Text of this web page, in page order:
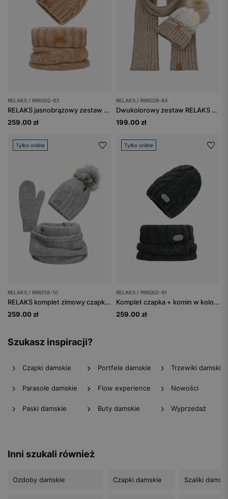
RELAKS / R96002-83
RELAKS jasnobrązowy zestaw z wełną merino - czapka + komin
259.00 zł
RELAKS / R96028-84
Dwukolorowy zestaw RELAKS czapka + szalik
199.00 zł
Tylko online
RELAKS / R96018-10
RELAKS komplet zimowy czapka + komin + rękawiczki
259.00 zł
Tylko online
RELAKS / R96002-81
Komplet czapka + komin w kolorze czarnym
259.00 zł
Szukasz inspiracji?
Czapki damskie
Parasole damskie
Paski damskie
Portfele damskie
Flow experience
Buty damskie
Trzewiki damskie
Nowości
Wyprzedaż
Inni szukali również
Ozdoby damskie Czapki damskie Szaliki